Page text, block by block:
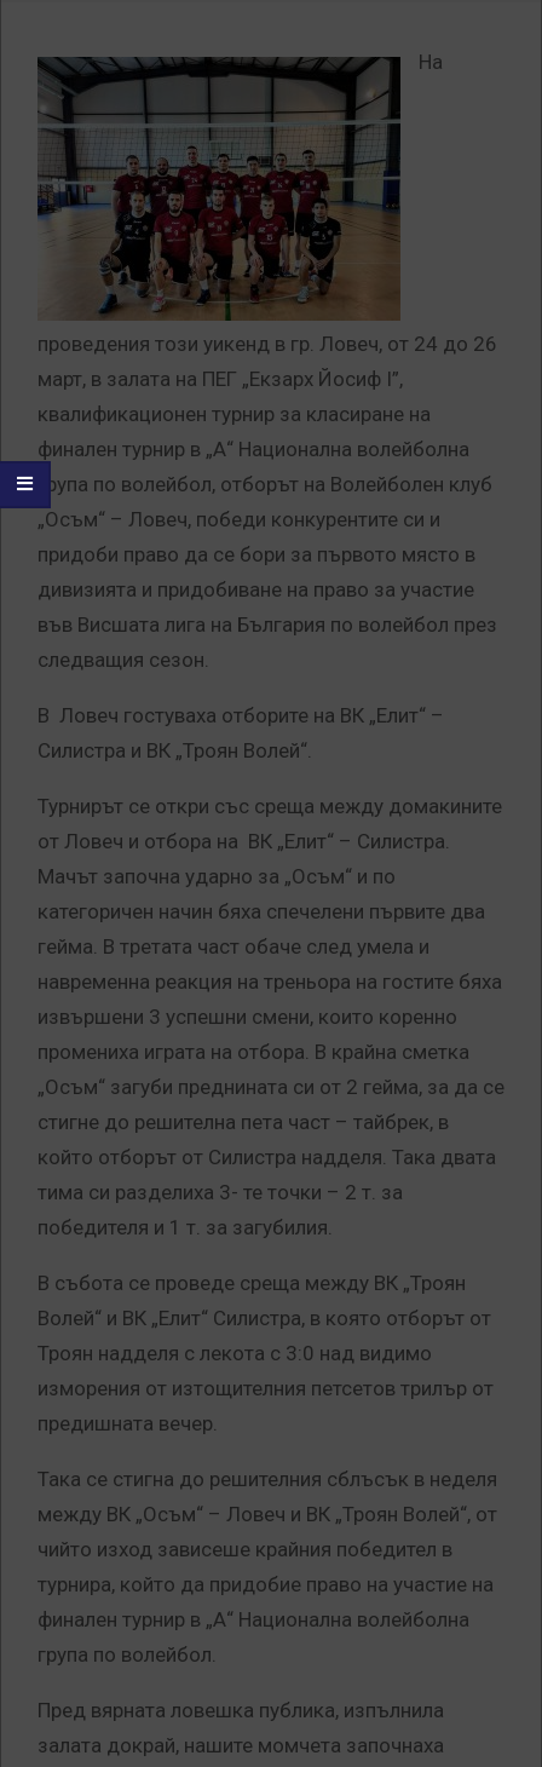
На
проведения този уикенд в гр. Ловеч, от 24 до 26
март, в залата на ПЕГ „Екзарх Йосиф I”,
квалификационен турнир за класиране на
финален турнир в „А“ Национална волейболна
група по волейбол, отборът на Волейболен клуб
„Осъм“ – Ловеч, победи конкурентите си и
придоби право да се бори за първото място в
дивизията и придобиване на право за участие
във Висшата лига на България по волейбол през
следващия сезон.
В Ловеч гостуваха отборите на ВК „Елит“ –
Силистра и ВК „Троян Волей“.
Турнирът се откри със среща между домакините
от Ловеч и отбора на ВК „Елит“ – Силистра.
Мачът започна ударно за „Осъм“ и по
категоричен начин бяха спечелени първите два
гейма. В третата част обаче след умела и
навременна реакция на треньора на гостите бяха
извършени 3 успешни смени, които коренно
промениха играта на отбора. В крайна сметка
„Осъм“ загуби преднината си от 2 гейма, за да се
стигне до решителна пета част – тайбрек, в
който отборът от Силистра надделя. Така двата
тима си разделиха 3- те точки – 2 т. за
победителя и 1 т. за загубилия.
В събота се проведе среща между ВК „Троян
Волей“ и ВК „Елит“ Силистра, в която отборът от
Троян надделя с лекота с 3:0 над видимо
изморения от изтощителния петсетов трилър от
предишната вечер.
Така се стигна до решителния сблъсък в неделя
между ВК „Осъм“ – Ловеч и ВК „Троян Волей“, от
чийто изход зависеше крайния победител в
турнира, който да придобие право на участие на
финален турнир в „А“ Национална волейболна
група по волейбол.
Пред вярната ловешка публика, изпълнила
залата докрай, нашите момчета започнаха